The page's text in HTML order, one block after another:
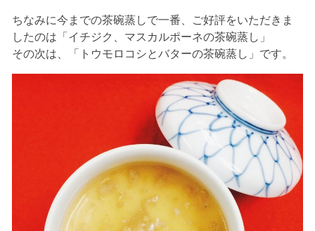
ちなみに今までの茶碗蒸しで一番、ご好評をいただきま
したのは「イチジク、マスカルポーネの茶碗蒸し」
その次は、「トウモロコシとバターの茶碗蒸し」です。